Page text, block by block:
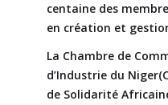
centaine des
en création et
La Chambre de
d’Industrie du
de Solidarité